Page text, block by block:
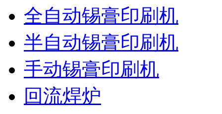
全自动锡膏印刷机
半自动锡膏印刷机
手动锡膏印刷机
回流焊炉